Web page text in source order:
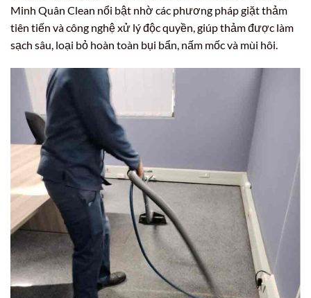
Minh Quân Clean nổi bật nhờ các phương pháp giặt thảm
tiên tiến và công nghệ xử lý độc quyền, giúp thảm được làm
sạch sâu, loại bỏ hoàn toàn bụi bẩn, nấm mốc và mùi hôi.